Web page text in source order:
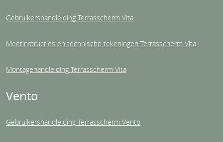
Gebruikershandleiding Terrasscherm Vita
Meetinstructies en technische tekeningen Terrasscherm Vita
Montagehandleiding Terrasscherm Vita
Vento
Gebruikershandleiding Terrasscherm Vento